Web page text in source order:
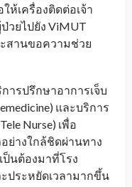
ห้เครื่องติดต่อเจ้า
วยไปยัง ViMUT
ะสานขอความช่วย
ารปรึกษาอาการเจ็บ
และบริการ
Nurse) เพื่อ
ย่างใกล้ชิดผ่านทาง
ป็นต้องมาที่โรง
ประหยัดเวลามากขึ้น